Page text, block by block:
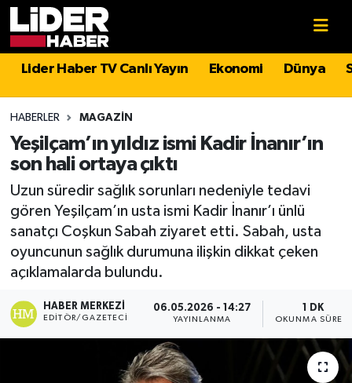
Lider Haber TV Canlı Yayın Ekonomi Dünya
HABERLER MAGAZIN
Yeşilçam’ın yıldız ismi Kadir İnanır’ın
son hali ortaya çıktı
Uzun süredir sağlık sorunları nedeniyle tedavi
gören Yeşilçam’ın usta ismi Kadir İnanır’ı ünlü
sanatçı Coşkun Sabah ziyaret etti. Sabah, usta
oyuncunun sağlık durumuna ilişkin dikkat çeken
açıklamalarda bulundu.
HABER MERKEZI
EDITÖR/GAZETECI
06.05.2026 - 14:27
YAYINLANMA
1 DK
OKUNMA SÜRESI
Politika
Asayiş
Magazin
Spor
Sağlık
Teknoloji
Hava Durumu
İstanbul Namaz Vakitleri
Süper Lig Puan Durumu ve Fikstür
Tüm Manşetler
Son Dakika Haberleri
Haber Arşivi